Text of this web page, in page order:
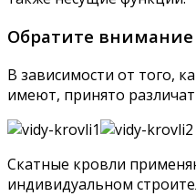
Обратите внимание
В зависимости от того,
имеют, принято
Скатные кровли
индивидуальном